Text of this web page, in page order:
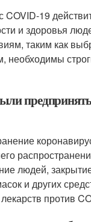
19
и здоровья
таким как
необходимы
людей,
и других
против